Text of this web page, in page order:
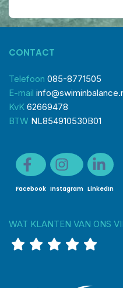
CONTACT
Telefoon 085-8771505
E-mail
KvK 62669478
BTW NL854910530B01
Facebook Instagram LinkedIn
WAT KLANTEN VAN ONS